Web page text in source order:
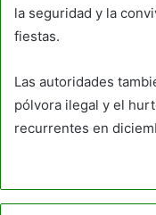
la seguridad y la
fiestas.
Las autoridades
pólvora ilegal y el
recurrentes en